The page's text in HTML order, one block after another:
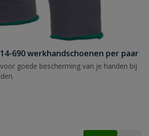
690 werkhandschoenen per paar
goede bescherming van je handen bij